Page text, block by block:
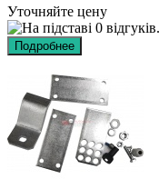
Уточняйте цену